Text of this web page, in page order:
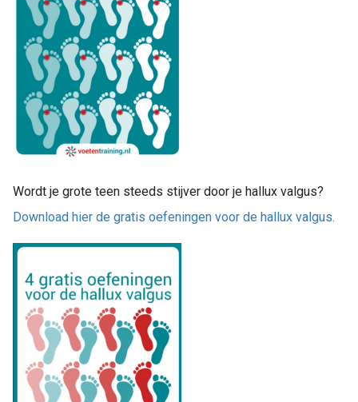
Wordt je grote teen steeds stijver door je hallux valgus?
Download hier de gratis oefeningen voor de hallux valgus.